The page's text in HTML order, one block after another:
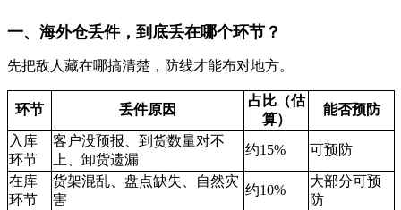
一、海外仓丢件，到底丢在哪个环节？
先把敌人藏在哪搞清楚，防线才能布对地方。
环节 丢件原因
占比（估
算）
能否预防
入库
环节
客户没预报、到货数量对不
上、卸货遗漏
约15% 可预防
在库
环节
货架混乱、盘点缺失、自然灾
害
约10%
大部分可预
防